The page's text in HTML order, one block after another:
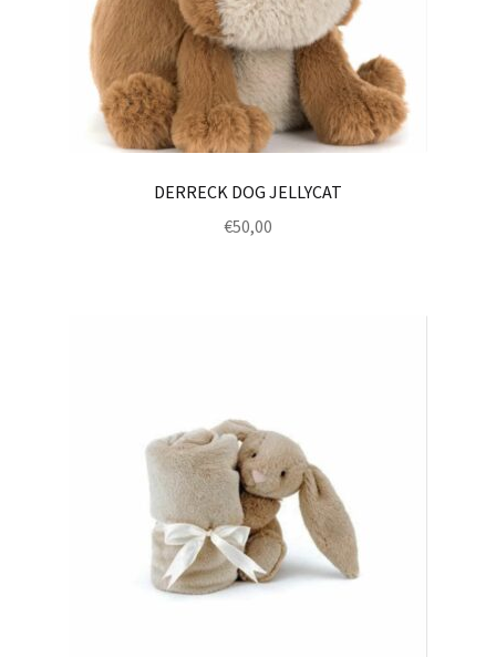
DERRECK DOG JELLYCAT
€50,00